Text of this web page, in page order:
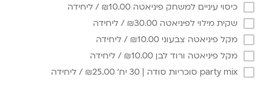
כיסוי עיניים למשחק פיניאטה
₪10.00
/ ליחידה
שקית מילוי לפיניאטה
₪30.00
/ ליחידה
מקל פיניאטה צבעוני
₪10.00
/ ליחידה
מקל פיניאטה ורוד לבן
₪10.00
/ ליחידה
party mix סוכריות סודה | 30 יח'
₪25.00 / ליחידה